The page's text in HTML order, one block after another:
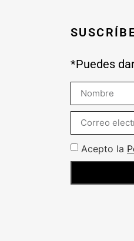
*Puedes
Acepto la